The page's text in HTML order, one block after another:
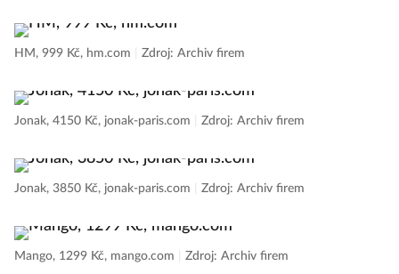
HM, 999 Kč, hm.com Zdroj: Archiv firem
Jonak, 4150 Kč, jonak-paris.com Zdroj: Archiv firem
Jonak, 3850 Kč, jonak-paris.com Zdroj: Archiv firem
Mango, 1299 Kč, mango.com Zdroj: Archiv firem